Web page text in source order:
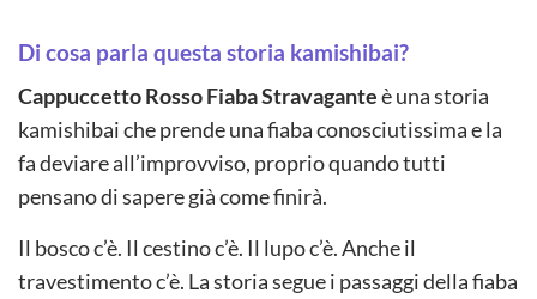
Di cosa parla questa storia kamishibai?
Cappuccetto Rosso Fiaba Stravaganteè una storia
kamishibai che prende una fiaba conosciutissima e la
fa deviare all’improvviso, proprio quando tutti
pensano di sapere già come finirà.
Il bosco c’è. Il cestino c’è. Il lupo c’è. Anche il
travestimento c’è. La storia segue i passaggi della fiaba